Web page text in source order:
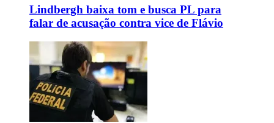
Lindbergh baixa tom e busca PL para
falar de acusação contra vice de Flávio